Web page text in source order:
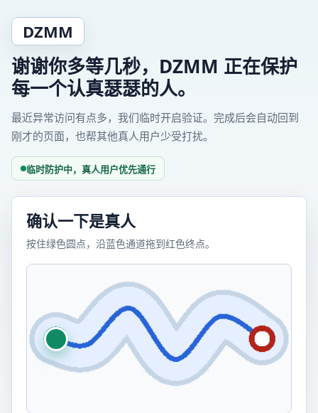
DZMM
谢谢你多等几秒，DZMM 正在保护
每一个认真瑟瑟的人。
最近异常访问有点多，我们临时开启验证。完成后会自动回到
刚才的页面，也帮其他真人用户少受打扰。
临时防护中，真人用户优先通行
确认一下是真人
按住绿色圆点，沿蓝色通道拖到红色终点。